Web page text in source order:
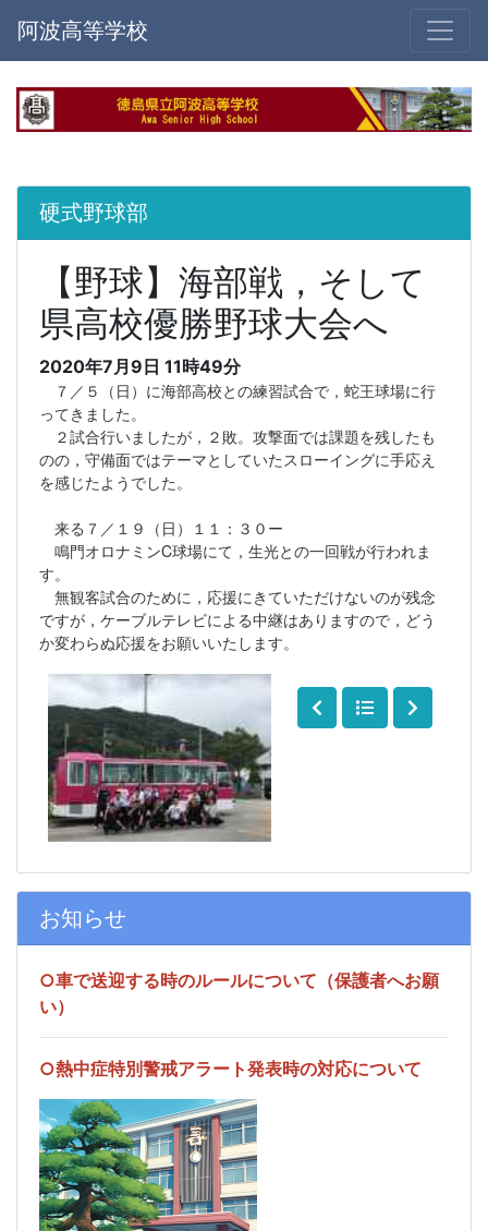
阿波高等学校
お知らせ
○車で送迎する時のルールについて（保護者へお願
い）
○熱中症特別警戒アラート発表時の対応について
硬式野球部
【野球】海部戦，そして
県高校優勝野球大会へ
2020年7月9日 11時49分
７／５（日）に海部高校との練習試合で，蛇王球場に行
ってきました。
２試合行いましたが，２敗。攻撃面では課題を残したも
のの，守備面ではテーマとしていたスローイングに手応え
を感じたようでした。
来る７／１９（日）１１：３０ー
鳴門オロナミンC球場にて，生光との一回戦が行われま
す。
無観客試合のために，応援にきていただけないのが残念
ですが，ケーブルテレビによる中継はありますので，どう
か変わらぬ応援をお願いいたします。